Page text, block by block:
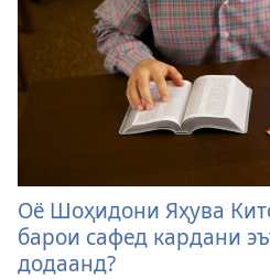
Оё Шоҳидони Яҳува
барои сафед кардани
додаанд?